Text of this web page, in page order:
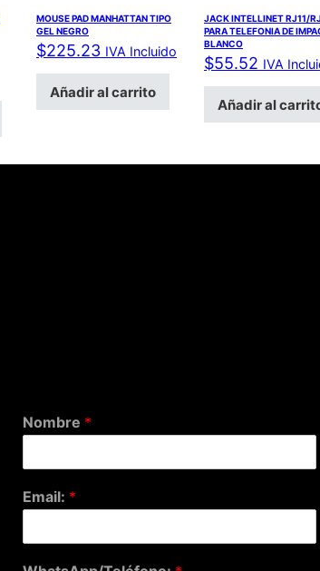
MOUSE PAD MANHATTAN TIPO
GEL NEGRO
$225.23 IVA Incluido
Añadir al carrito
JACK INTELLINET RJ11/
PARA TELEFONIA DE
BLANCO
$55.52 IVA
Añadir al
Nombre *
Email: *